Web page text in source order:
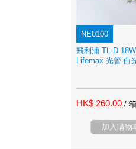
NE0100
飛利浦 TL-D
Lifemax 光管 白
HK$ 260.00 / 箱
加入購物